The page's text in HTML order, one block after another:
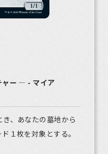
ャー ― - マイア
、あなたの墓地から
１枚を対象とする。